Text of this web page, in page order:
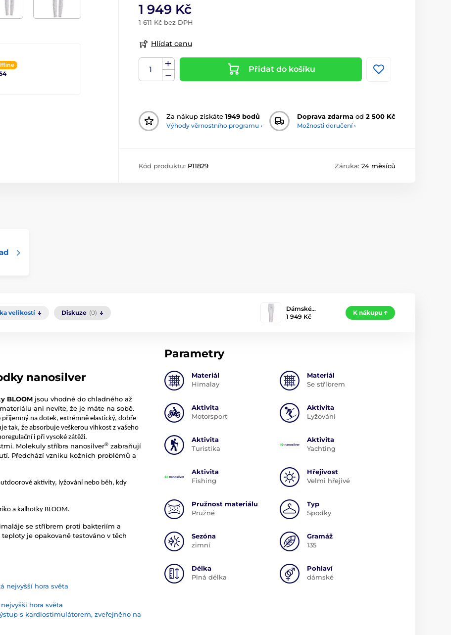
1 949 Kč
1 611 Kč bez DPH
Hlídat cenu
Přidat do košíku
Za nákup získáte 1949 bodů
Výhody věrnostního programu ›
Doprava zdarma od 2 500 Kč
Možnosti doručení ›
Kód produktu: P11829 Záruka: 24 měsíců
velikostí Diskuze (0)
Dámské…
1 949 Kč
K nákupu
nanosilver
BLOOM jsou vhodné do chladného až
ani nevíte, že je máte na sobě.
na dotek, extrémně elastický, dobře
tak, že absorbuje veškerou vlhkost z vašeho
i při vysoké zátěži.
Molekuly stříbra nanosilver® zabraňují
Předchází vzniku kožních problémů a
aktivity, lyžování nebo běh, kdy
a kalhotky BLOOM.
se stříbrem proti bakteriím a
je opakovaně testováno v těch
nejvyšší hora světa
hora světa
s kardiostimulátorem, zveřejněno na
Parametry
Materiál
Himalay
Materiál
Se stříbrem
Aktivita
Motorsport
Aktivita
Lyžování
Aktivita
Turistika
Aktivita
Yachting
Aktivita
Fishing
Hřejivost
Velmi hřejivé
Pružnost materiálu
Pružné
Typ
Spodky
Sezóna
zimní
Gramáž
135
Délka
Plná délka
Pohlaví
dámské